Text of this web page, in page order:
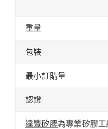
重量
包裝
最小訂購量
認證
達豐矽膠為專業矽膠